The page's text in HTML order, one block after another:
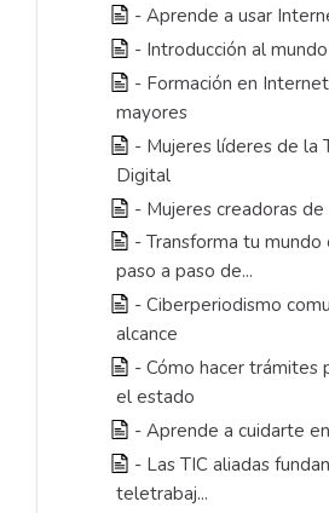
- Aprende a usar
- Introducción al
- Formación en
mayores
- Mujeres líderes de la
Digital
- Mujeres creadoras
- Transforma tu mundo
paso a paso de...
- Ciberperiodismo
alcance
- Cómo hacer trámites
el estado
- Aprende a cuidarte
- Las TIC aliadas
teletrabaj...